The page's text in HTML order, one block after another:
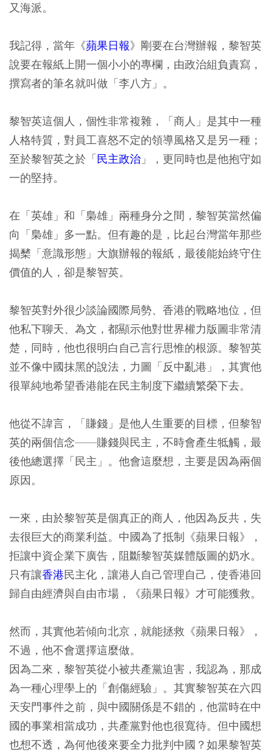
又海派。
我記得，當年《蘋果日報》剛要在台灣辦報，黎智英
說要在報紙上開一個小小的專欄，由政治組負責寫，
撰寫者的筆名就叫做「李八方」。
黎智英這個人，個性非常複雜，「商人」是其中一種
人格特質，對員工喜怒不定的領導風格又是另一種；
至於黎智英之於「民主政治 」，更同時也是他抱守如
一的堅持。
在「英雄」和「梟雄」兩種身分之間，黎智英當然偏
向「梟雄」多一點。但有趣的是，比起台灣當年那些
揭櫫「意識形態」大旗辦報的報紙，最後能始終守住
價值的人，卻是黎智英。
黎智英對外很少談論國際局勢、香港的戰略地位，但
他私下聊天、為文，都顯示他對世界權力版圖非常清
楚，同時，他也很明白自己言行思惟的根源。黎智英
並不像中國抹黑的說法，力圖「反中亂港」，其實他
很單純地希望香港能在民主制度下繼續繁榮下去。
他從不諱言，「賺錢」是他人生重要的目標，但黎智
英的兩個信念——賺錢與民主，不時會產生牴觸，最
後他總選擇「民主」。他會這麼想，主要是因為兩個
原因。
一來，由於黎智英是個真正的商人，他因為反共，失
去很巨大的商業利益。中國為了抵制《蘋果日報》，
拒讓中資企業下廣告，阻斷黎智英媒體版圖的奶水。
只有讓香港民主化，讓港人自己管理自己，使香港回
歸自由經濟與自由市場，《蘋果日報》才可能獲救。
然而，其實他若傾向北京，就能拯救《蘋果日報》，
不過，他不會選擇這麼做。
因為二來，黎智英從小被共產黨迫害，我認為，那成
為一種心理學上的「創傷經驗」。其實黎智英在六四
天安門事件之前，與中國關係是不錯的，他當時在中
國的事業相當成功，共產黨對他也很寬待。但中國想
也想不透，為何他後來要全力批判中國？如果黎智英